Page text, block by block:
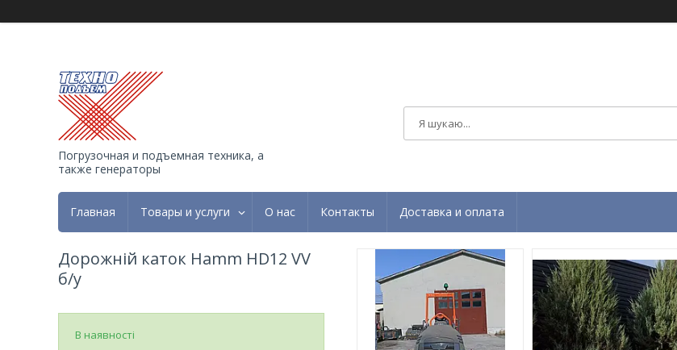
Погрузочная и подъемная техника, а
также генераторы
Главная Товары и услуги О нас Контакты Доставка и оплата
Дорожній каток Hamm HD12 VV
б/у
В наявності